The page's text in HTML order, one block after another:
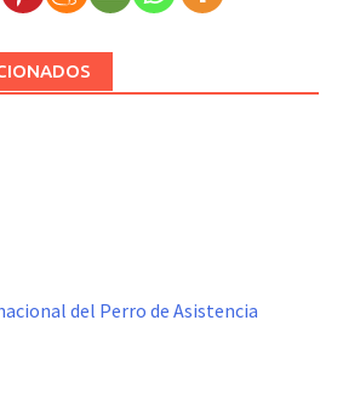
del Perro de Asistencia